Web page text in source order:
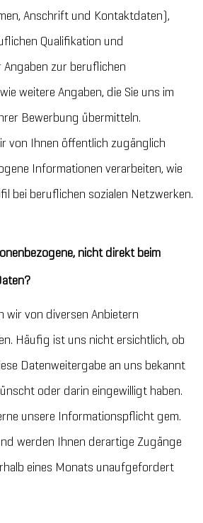
Anschrift und Kontaktdaten),
Qualifikation und
zur beruflichen
weitere Angaben, die Sie uns im
Bewerbung übermitteln.
von Ihnen öffentlich zugänglich
Informationen verarbeiten, wie
bei beruflichen sozialen Netzwerken.
nicht direkt beim
wir von diversen Anbietern
Häufig ist uns nicht ersichtlich, ob
Datenweitergabe an uns bekannt
oder darin eingewilligt haben.
unsere Informationspflicht gem.
werden Ihnen derartige Zugänge
eines Monats unaufgefordert